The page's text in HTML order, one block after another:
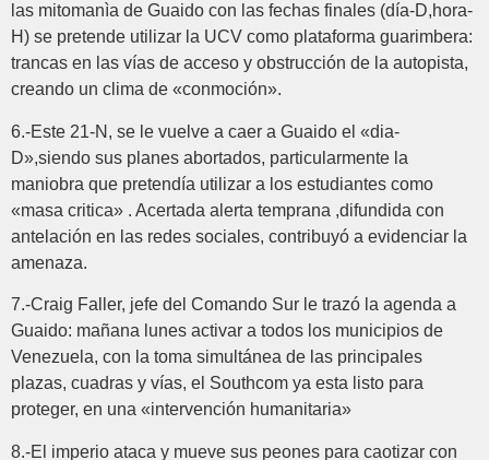
las mitomanìa de Guaido con las fechas finales (día-D,hora-
H) se pretende utilizar la UCV como plataforma guarimbera:
trancas en las vías de acceso y obstrucción de la autopista,
creando un clima de «conmoción».
6.-Este 21-N, se le vuelve a caer a Guaido el «dia-
D»,siendo sus planes abortados, particularmente la
maniobra que pretendía utilizar a los estudiantes como
«masa critica» . Acertada alerta temprana ,difundida con
antelación en las redes sociales, contribuyó a evidenciar la
amenaza.
7.-Craig Faller, jefe del Comando Sur le trazó la agenda a
Guaido: mañana lunes activar a todos los municipios de
Venezuela, con la toma simultánea de las principales
plazas, cuadras y vías, el Southcom ya esta listo para
proteger, en una «intervención humanitaria»
8.-El imperio ataca y mueve sus peones para caotizar con